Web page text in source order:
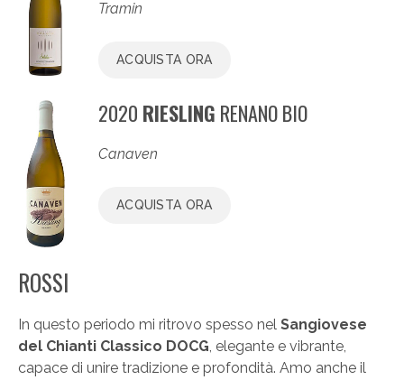
Tramin
ACQUISTA ORA
2020 RIESLING RENANO BIO
Canaven
ACQUISTA ORA
ROSSI
In questo periodo mi ritrovo spesso nel Sangiovese
del Chianti Classico DOCG, elegante e vibrante,
capace di unire tradizione e profondità. Amo anche il